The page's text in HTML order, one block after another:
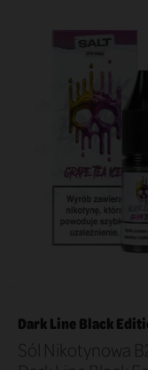
Dark Line Black
Sól Nikotynowa